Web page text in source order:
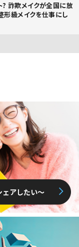
? 詐欺メイクが全国に放
形級メイクを仕事にし
ェアしたい〜